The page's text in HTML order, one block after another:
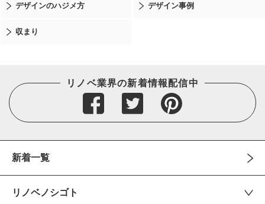
デザインのハジメ方 デザイン事例
収まり
リノベ業界の新着情報配信中
新着一覧
リノベノシゴト